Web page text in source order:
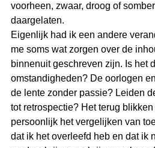
voorheen, zwaar, droog of
daargelaten.
Eigenlijk had ik een andere
me soms wat zorgen over de
binnenuit geschreven zijn. Is het
omstandigheden? De oorlogen
de lente zonder passie? Leiden
tot retrospectie? Het terug
persoonlijk het vergelijken van
dat ik het overleefd heb en dat ik